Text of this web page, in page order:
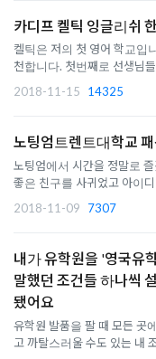
도 ..
카디프 켈틱 잉글리쉬
켈틱은 저의 첫 영어 학교입
천합니다. 첫번째로 선생님
퀄리티가 아주 높습니다. 모
2018-11-15 14325
노팅엄트렌트대학교
노팅엄에서 시간을 정말로
좋은 친구를 사귀었고 아이디
2018-11-09 7307
내가 유학원을 '영국유
말했던 조건들 하나씩
됐어요
유학원 발품을 팔 때 모든 곳에
고 까탈스러울 수도 있는 내